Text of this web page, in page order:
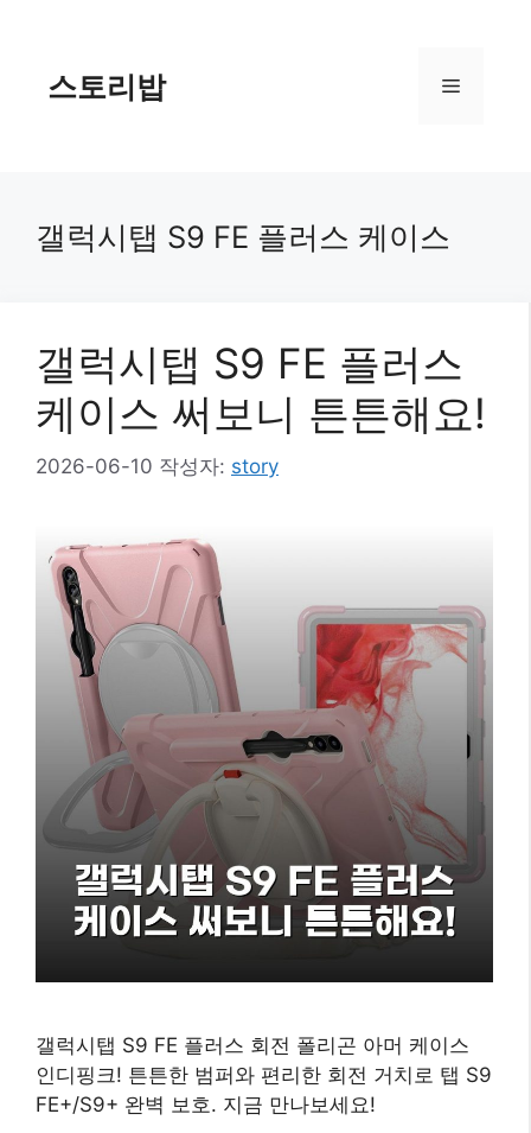
스토리밥 메
갤럭시탭 S9 FE 플러스 케이스
갤럭시탭 S9 FE 플러스
케이스 써보니 튼튼해요!
2026-06-10 작성자: story
갤럭시탭 S9 FE 플러스 회전 폴리곤 아머 케이스
인디핑크! 튼튼한 범퍼와 편리한 회전 거치로 탭 S9
FE+/S9+ 완벽 보호. 지금 만나보세요!